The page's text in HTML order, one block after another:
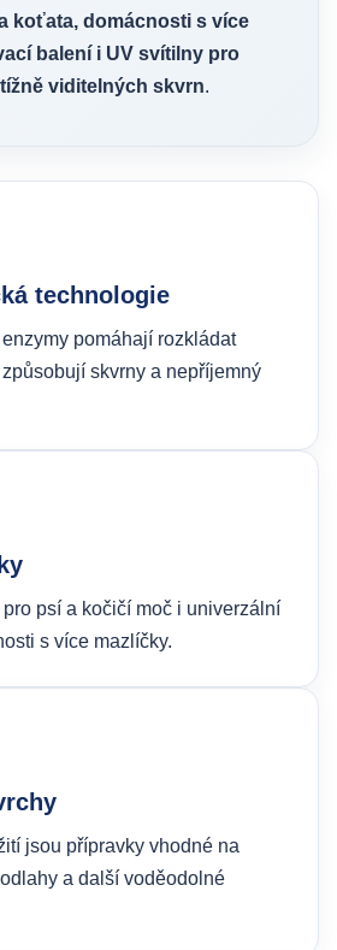
koťata, domácnosti s více
balení i UV svítilny pro
viditelných skvrn.
technologie
pomáhají rozkládat
skvrny a nepříjemný
psí a kočičí moč i univerzální
s více mazlíčky.
jsou přípravky vhodné na
a další voděodolné